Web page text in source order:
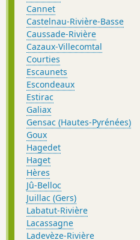
Cannet
Castelnau-Rivière-Basse
Caussade-Rivière
Cazaux-Villecomtal
Courties
Escaunets
Escondeaux
Estirac
Galiax
Gensac (Hautes-Pyrénées)
Goux
Hagedet
Haget
Hères
Jû-Belloc
Juillac (Gers)
Labatut-Rivière
Lacassagne
Ladevèze-Rivière